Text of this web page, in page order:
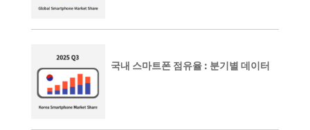
국내 스마트폰 점유율 : 분기별 데이터